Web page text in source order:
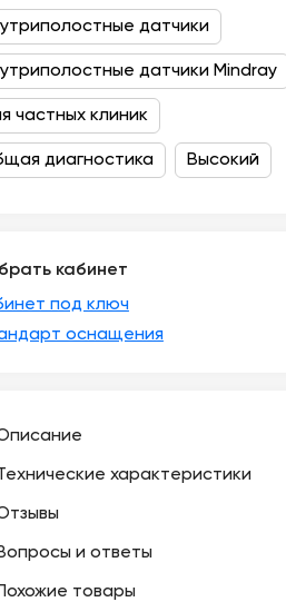
датчики
датчики Mindray
частных клиник
диагностика Высокий
кабинет
под ключ
оснащения
характеристики
и ответы
товары